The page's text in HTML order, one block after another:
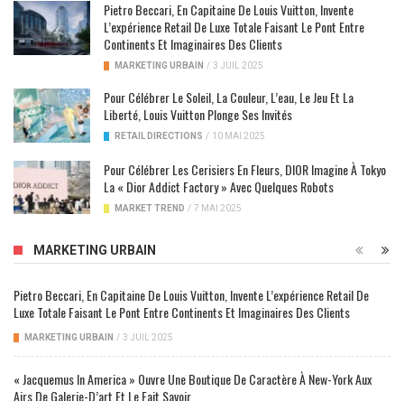
Pietro Beccari, En Capitaine De Louis Vuitton, Invente
L’expérience Retail De Luxe Totale Faisant Le Pont Entre
Continents Et Imaginaires Des Clients
MARKETING URBAIN / 3 JUIL 2025
Pour Célébrer Le Soleil, La Couleur, L’eau, Le Jeu Et La
Liberté, Louis Vuitton Plonge Ses Invités
RETAIL DIRECTIONS / 10 MAI 2025
Pour Célébrer Les Cerisiers En Fleurs, DIOR Imagine À Tokyo
La « Dior Addict Factory » Avec Quelques Robots
MARKET TREND / 7 MAI 2025
MARKETING URBAIN
Pietro Beccari, En Capitaine De Louis Vuitton, Invente L’expérience Retail De
Luxe Totale Faisant Le Pont Entre Continents Et Imaginaires Des Clients
MARKETING URBAIN / 3 JUIL 2025
« Jacquemus In America » Ouvre Une Boutique De Caractère À New-York Aux
Airs De Galerie-D’art Et Le Fait Savoir